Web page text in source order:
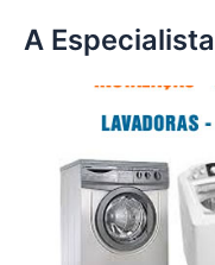
A Especialista